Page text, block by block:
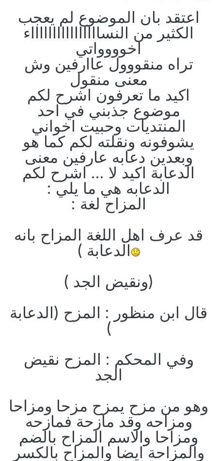
اعتقد بان الموضوع لم يعجب
الكثير من النسااااااااااااااااء
اخوووواتي
تراه منقووول عاارفين وش
معنى منقول
اكيد ما تعرفون اشرح لكم
موضوع جذبني في احد
المنتديات وحبيت اخواني
يشوفونه ونقلته لكم كما هو
وبعدين دعابه عارفين معنى
الدعابة اكيد لا ... اشرح لكم
الدعابه هي ما يلي :
المزاح لغة :
قد عرف اهل اللغة المزاح بانه
الدعابة )
(ونقيض الجد )
قال ابن منظور : المزح (الدعابة
)
وفي المحكم : المزح نقيض
الجد
وهو من مزح يمزح مزحا ومزاحا
ومزاحه وقد مازحة فمازحه
ومزاحا والاسم المزاح بالضم
والمزاحة ايضا والمزاح بالكسر